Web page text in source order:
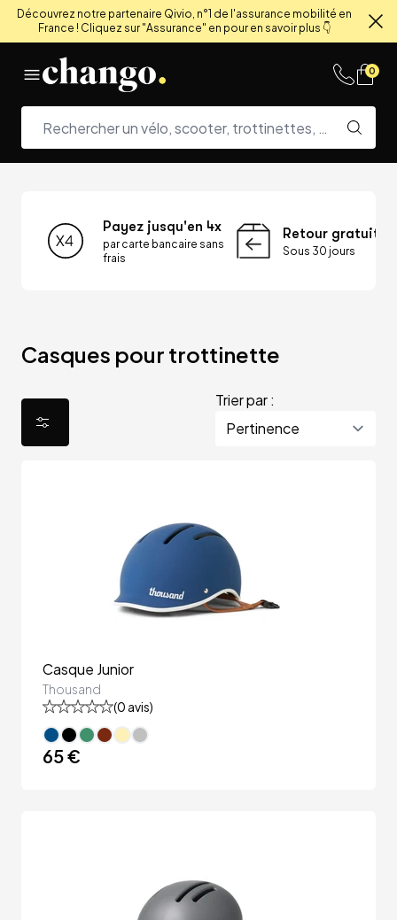
Découvrez notre partenaire Qivio, n°1 de l'assurance mobilité en
France ! Cliquez sur "Assurance" en pour en savoir plus 👇
0
Payez jusqu'en 4x
par carte bancaire sans
frais
Retour gratuit
Sous 30 jours
Casques pour trottinette
Trier par :
Casque Junior
Thousand
(0 avis)
65 €